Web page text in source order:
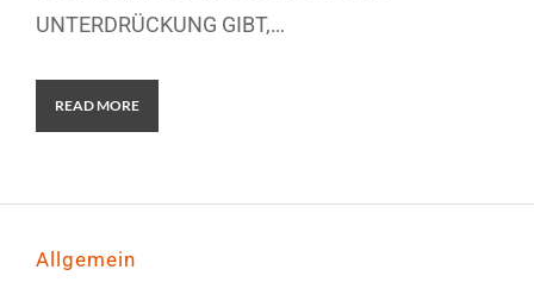
UNTERDRÜCKUNG GIBT,…
READ MORE
Allgemein